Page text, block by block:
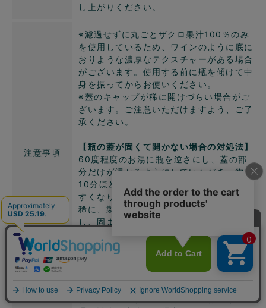
し上がりください。
注意事項
※濾過せずに丸ごとザクロ果汁100％のみ
を使用しているため、ワインのように底に
おりような濃厚なテクスチャーがある場合
がございます。使用する前に瓶を傾けて中
身を振ってからお使いください。
※蓋のキャップが稀に開けづらい場合がご
ざいます。ご注意いただけますよう、ご了
承ください。
【瓶の蓋が固くて開かない場合の対処法】
60度程度のお湯に瓶を逆さにし、蓋の部
分だけが浸かるようにしていただき、約
10分ほど置いていただくと、蓋が開きや
すくなります。
稀に、製造過程で蓋の部分に果汁が付着
し、固まってしまうことがございますが、
温めていただくことでその問題が解消され
ます。
お手数をおかけして申し訳ありませんが、
お試しいただければ幸いです。
お客様都合による返品は、商品お届け後1